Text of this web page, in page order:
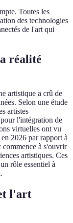
Toutes les
des technologies
de l'art qui
réalité
artistique a crû de
Selon une étude
artistes
l'intégration de
virtuelles ont vu
2026 par rapport à
commence à s'ouvrir
artistiques. Ces
rôle essentiel à
l'art